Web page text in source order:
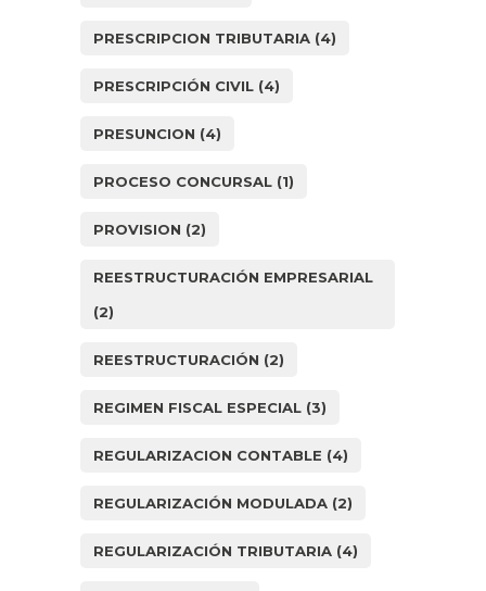
PRESCRIPCION TRIBUTARIA (4)
PRESCRIPCIÓN CIVIL (4)
PRESUNCION (4)
PROCESO CONCURSAL (1)
PROVISION (2)
REESTRUCTURACIÓN EMPRESARIAL
(2)
REESTRUCTURACIÓN (2)
REGIMEN FISCAL ESPECIAL (3)
REGULARIZACION CONTABLE (4)
REGULARIZACIÓN MODULADA (2)
REGULARIZACIÓN TRIBUTARIA (4)